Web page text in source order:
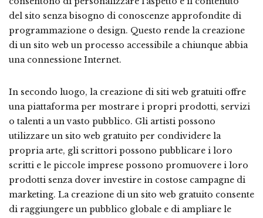
del sito senza bisogno di conoscenze approfondite di
programmazione o design. Questo rende la creazione
di un sito web un processo accessibile a chiunque abbia
una connessione Internet.
In secondo luogo, la creazione di siti web gratuiti offre
una piattaforma per mostrare i propri prodotti, servizi
o talenti a un vasto pubblico. Gli artisti possono
utilizzare un sito web gratuito per condividere la
propria arte, gli scrittori possono pubblicare i loro
scritti e le piccole imprese possono promuovere i loro
prodotti senza dover investire in costose campagne di
marketing. La creazione di un sito web gratuito consente
di raggiungere un pubblico globale e di ampliare le